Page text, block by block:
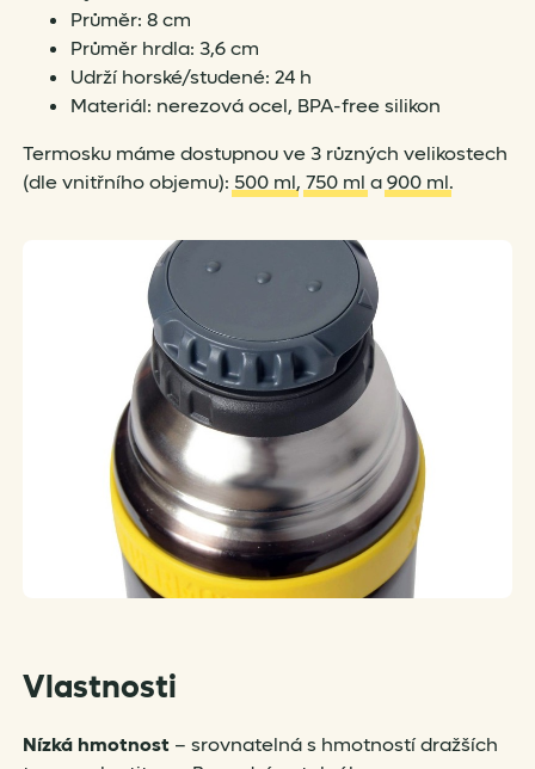
Průměr: 8 cm
Průměr hrdla: 3,6 cm
Udrží horské/studené: 24 h
Materiál: nerezová ocel, BPA-free silikon
Termosku máme dostupnou ve 3 různých velikostech
(dle vnitřního objemu): 500 ml, 750 ml a900 ml.
Vlastnosti
Nízká hmotnost – srovnatelná s hmotností dražších